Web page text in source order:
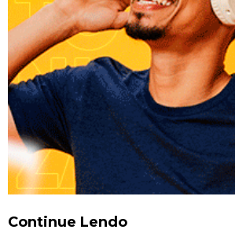
Continue Lendo